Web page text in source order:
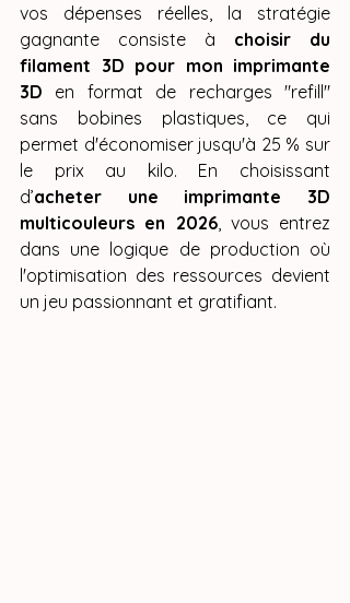
vos dépenses réelles, la stratégie
gagnante consiste à choisir du
filament 3D pour mon imprimante
3D en format de recharges "refill"
sans bobines plastiques, ce qui
permet d'économiser jusqu'à 25 % sur
le prix au kilo. En choisissant
d’acheter une imprimante 3D
multicouleurs en 2026, vous entrez
dans une logique de production où
l'optimisation des ressources devient
un jeu passionnant et gratifiant.